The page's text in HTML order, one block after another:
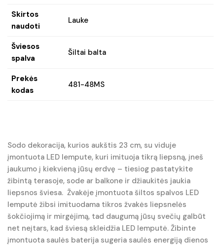
Skirtos
naudoti
Lauke
Šviesos
spalva
Šiltai balta
Prekės
kodas
481-48MS
Sodo dekoracija, kurios aukštis 23 cm, su viduje
įmontuota LED lempute, kuri imituoja tikrą liepsną, įneš
jaukumo į kiekvieną jūsų erdvę – tiesiog pastatykite
žibintą terasoje, sode ar balkone ir džiaukitės jaukia
liepsnos šviesa. Žvakėje įmontuota šiltos spalvos LED
lemputė žibsi imituodama tikros žvakės liepsnelės
šokčiojimą ir mirgėjimą, tad daugumą jūsų svečių galbūt
net neįtars, kad šviesą skleidžia LED lemputė. Žibinte
įmontuota saulės baterija sugeria saulės energiją dienos